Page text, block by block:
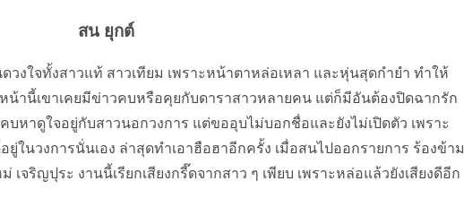
สน ยุกต์
วงใจทั้งสาวแท้ สาวเทียม เพราะหน้าตาหล่อเหลา และหุ่นสุดกำยำ ทำให้
หน้านี้เขาเคยมีข่าวคบหรือคุยกับดาราสาวหลายคน แต่ก็มีอันต้องปิดฉากรัก
บหาดูใจอยู่กับสาวนอกวงการ แต่ขออุบไม่บอกชื่อและยังไม่เปิดตัว เพราะ
ในวงการนั่นเอง ล่าสุดทำเอาฮือฮาอีกครั้ง เมื่อสนไปออกรายการ ร้องข้าม
จริญปุระ งานนี้เรียกเสียงกรี๊ดจากสาว ๆ เพียบ เพราะหล่อแล้วยังเสียงดีอีก